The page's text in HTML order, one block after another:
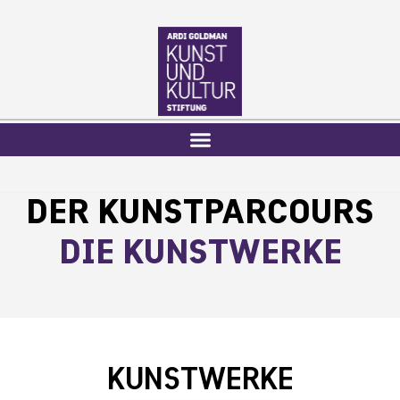
DER KUNSTPARCOURS
DIE KUNSTWERKE
KUNSTWERKE